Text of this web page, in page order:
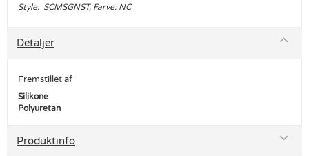
Style: SCMSGNST, Farve: NC
Detaljer
Fremstillet af
Silikone
Polyuretan
Produktinfo